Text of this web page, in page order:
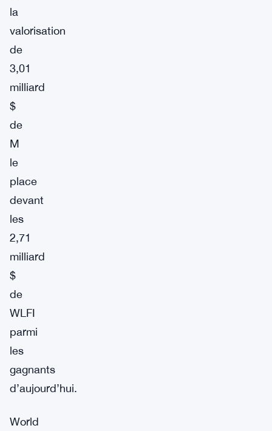
la
valorisation
de
3,01
milliard
$
de
M
le
place
devant
les
2,71
milliard
$
de
WLFI
parmi
les
gagnants
d’aujourd’hui.
World